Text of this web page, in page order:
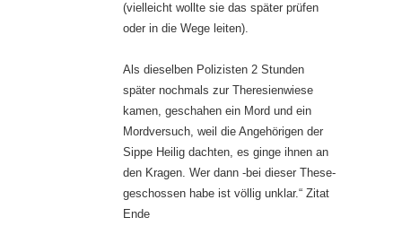
(vielleicht wollte sie das später prüfen
oder in die Wege leiten).
Als dieselben Polizisten 2 Stunden
später nochmals zur Theresienwiese
kamen, geschahen ein Mord und ein
Mordversuch, weil die Angehörigen der
Sippe Heilig dachten, es ginge ihnen an
den Kragen. Wer dann -bei dieser These-
geschossen habe ist völlig unklar.“ Zitat
Ende